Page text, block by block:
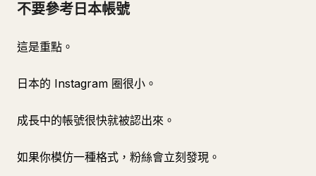
不要參考日本帳號
這是重點。
日本的 Instagram 圈很小。
成長中的帳號很快就被認出來。
如果你模仿一種格式，粉絲會立刻發現。